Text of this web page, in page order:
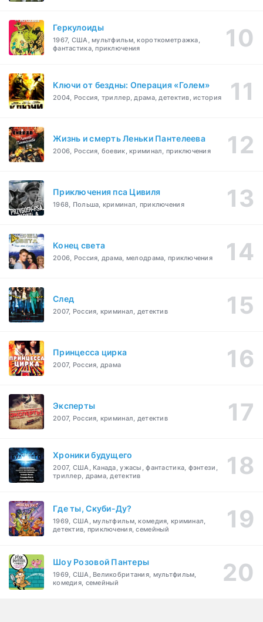
Геркулоиды
1967, США, мультфильм, короткометражка,
фантастика, приключения
Ключи от бездны: Операция «Голем»
2004, Россия, триллер, драма, детектив, история
Жизнь и смерть Леньки Пантелеева
2006, Россия, боевик, криминал, приключения
Приключения пса Цивиля
1968, Польша, криминал, приключения
Конец света
2006, Россия, драма, мелодрама, приключения
След
2007, Россия, криминал, детектив
Принцесса цирка
2007, Россия, драма
Эксперты
2007, Россия, криминал, детектив
Хроники будущего
2007, США, Канада, ужасы, фантастика, фэнтези,
триллер, драма, детектив
Где ты, Скуби-Ду?
1969, США, мультфильм, комедия, криминал,
детектив, приключения, семейный
Шоу Розовой Пантеры
1969, США, Великобритания, мультфильм,
комедия, семейный